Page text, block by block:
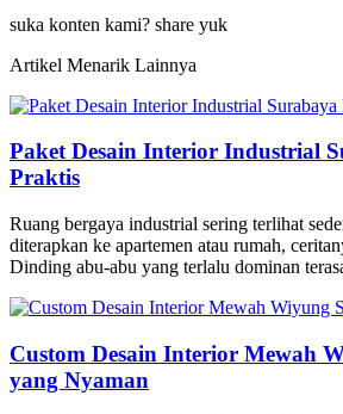
suka konten kami? share yuk
Artikel Menarik Lainnya
Paket Desain Interior Industrial
Praktis
Ruang bergaya industrial sering terlihat
diterapkan ke apartemen atau rumah,
Dinding abu-abu yang terlalu dominan
Custom Desain Interior Mewah
yang Nyaman